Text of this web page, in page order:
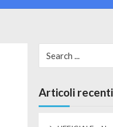
Articoli recenti